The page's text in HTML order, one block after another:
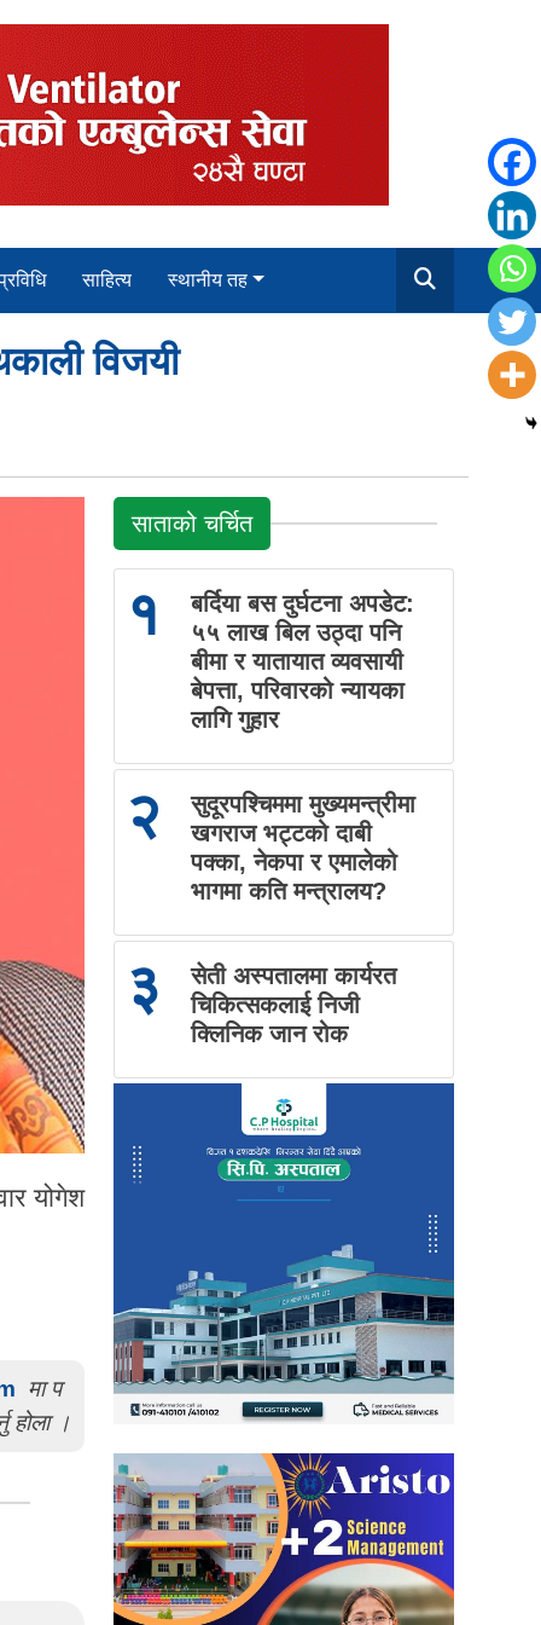
साहित्य स्थानीय तह
विजयी
योगेश
मा प
होला ।
साताको चर्चित
१
बर्दिया बस दुर्घटना अपडेट:
५५ लाख बिल उठ्दा पनि
बीमा र यातायात व्यवसायी
बेपत्ता, परिवारको न्यायका
लागि गुहार
२
सुदूरपश्चिममा मुख्यमन्त्रीमा
खगराज भट्टको दाबी
पक्का, नेकपा र एमालेको
भागमा कति मन्त्रालय?
३
सेती अस्पतालमा कार्यरत
चिकित्सकलाई निजी
क्लिनिक जान रोक